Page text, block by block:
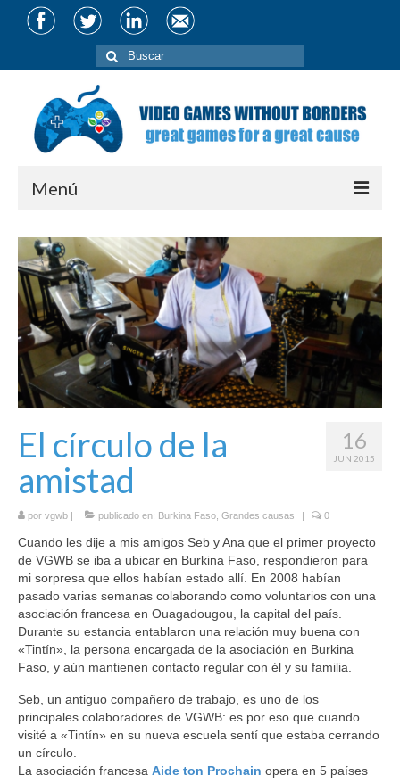
Buscar
por:
Menú
About
Team
Partners
Projects
CIVIS Conference
Antura and the Letters
Voy a La Noria
Flatten Island
One World a Million Stories
Student Projects
Play Lab
[ GameFest 2016 ]
16
JUN 2015
El círculo de la
amistad
por vgwb publicado en: Burkina Faso Grandes causas 0
Cuando les dije a mis amigos Seb y Ana que el primer proyecto
de VGWB se iba a ubicar en Burkina Faso, respondieron para
mi sorpresa que ellos habían estado allí. En 2008 habían
pasado varias semanas colaborando como voluntarios con una
asociación francesa en Ouagadougou, la capital del país.
Durante su estancia entablaron una relación muy buena con
«Tintín», la persona encargada de la asociación en Burkina
Faso, y aún mantienen contacto regular con él y su familia.
Seb, un antiguo compañero de trabajo, es uno de los
principales colaboradores de VGWB: es por eso que cuando
visité a «Tintín» en su nueva escuela sentí que estaba cerrando
un círculo.
La asociación francesa Aide ton Prochain opera en 5 países